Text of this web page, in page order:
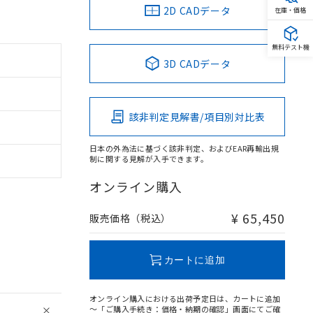
2D CADデータ
3D CADデータ
該非判定見解書/項目別対比表
日本の外為法に基づく該非判定、およびEAR再輸出規
制に関する見解が入手できます。
オンライン購入
販売価格（税込） ¥ 65,450
カートに追加
オンライン購入における出荷予定日は、カートに追加
～「ご購入手続き：価格・納期の確認」画面にてご確
在庫・価格
無料テスト機